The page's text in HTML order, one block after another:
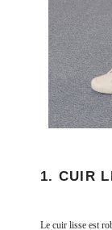
1. CUIR
Le cuir lisse est